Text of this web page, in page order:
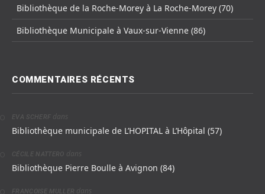
Bibliothèque de la Roche-Morey à La Roche-Morey (70)
Bibliothèque Municipale à Vaux-sur-Vienne (86)
COMMENTAIRES RÉCENTS
EVA SCHERF dans
Bibliothèque municipale de L’HOPITAL à L’Hôpital (57)
CÉCILE NATTERO dans
Bibliothèque Pierre Boulle à Avignon (84)
FRANCOISE MULLER dans